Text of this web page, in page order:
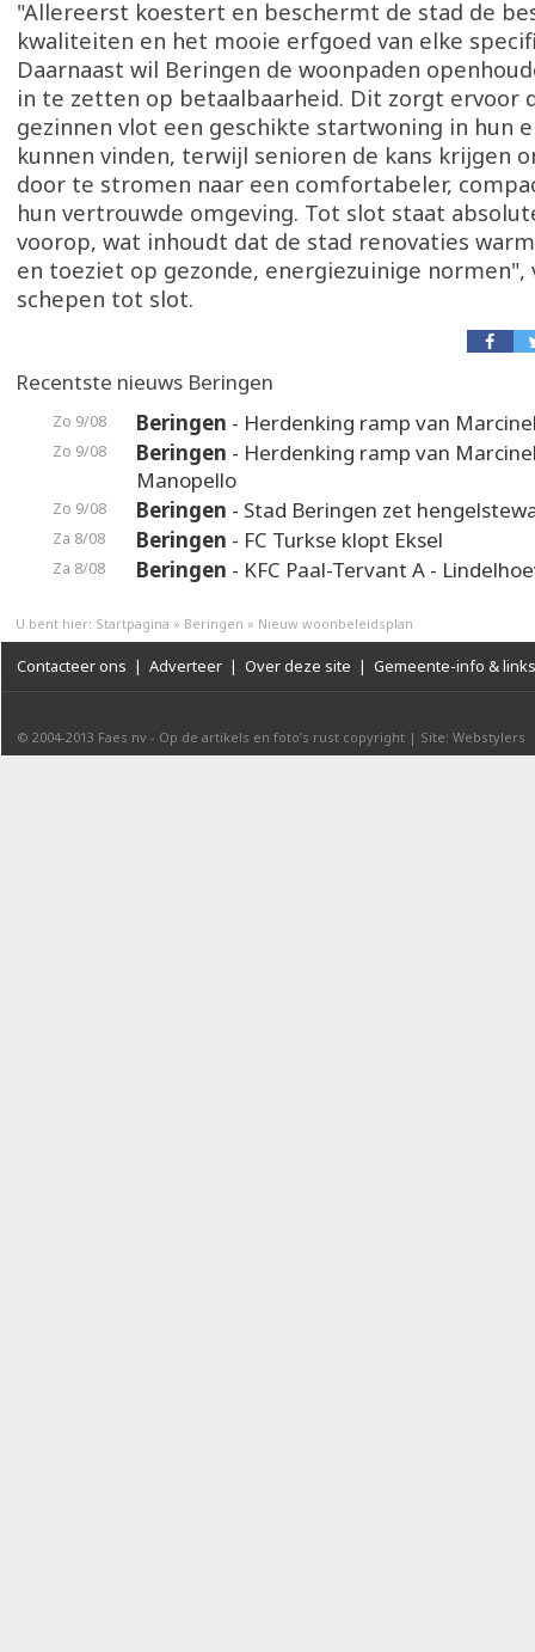
"Allereerst koestert en beschermt de stad de
kwaliteiten en het mooie erfgoed van elke
Daarnaast wil Beringen de woonpaden
in te zetten op betaalbaarheid. Dit zorgt ervoor
gezinnen vlot een geschikte startwoning in hun
kunnen vinden, terwijl senioren de kans krijgen
door te stromen naar een comfortabeler,
hun vertrouwde omgeving. Tot slot staat
voorop, wat inhoudt dat de stad renovaties
en toeziet op gezonde, energiezuinige
schepen tot slot.
Recentste nieuws Beringen
Zo 9/08 Beringen - Herdenking ramp van
Zo 9/08 Beringen - Herdenking ramp van
Manopello
Zo 9/08 Beringen - Stad Beringen zet
Za 8/08 Beringen - FC Turkse klopt Eksel
Za 8/08 Beringen - KFC Paal-Tervant A -
U bent hier: Startpagina » Beringen » Nieuw woonbeleidsplan
Contacteer ons | Adverteer | Over deze site | Gemeente-info & links
© 2004-2013 Faes nv - Op de artikels en foto’s rust copyright | Site: Webstylers